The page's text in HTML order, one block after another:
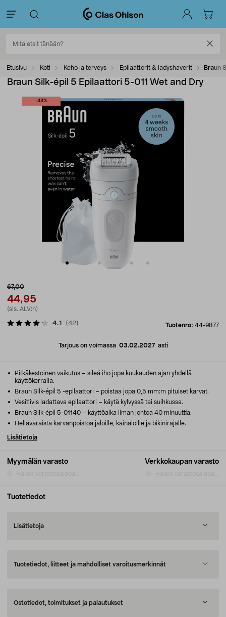
Etusivu Koti Keho ja terveys Epilaattorit & ladyshaverit Braun
Braun Silk-épil 5 Epilaattori 5-011 Wet and Dry
-33%
67,00
44,95
(sis. ALV:n)
Tuotenro: 44-9877
4.1 (42)
Tarjous on voimassa 03.02.2027asti
Myymälän varasto Verkkokaupan varasto
Pitkäkestoinen vaikutus – sileä iho jopa kuukauden ajan yhdellä
käyttökerralla.
Braun Silk-épil 5 -epilaattori – poistaa jopa 0,5 mm:m pituiset karvat.
Vesitiivis ladattava epilaattori – käytä kylvyssä tai suihkussa.
Braun Silk-épil 5-01140 – käyttöaika ilman johtoa 40 minuuttia.
Hellävaraista karvanpoistoa jaloille, kainaloille ja bikinirajalle.
Lisätietoja
Tuotetiedot
Lisätietoja
Tuotetiedot, liitteet ja mahdolliset varoitusmerkinnät
Ostotiedot, toimitukset ja palautukset